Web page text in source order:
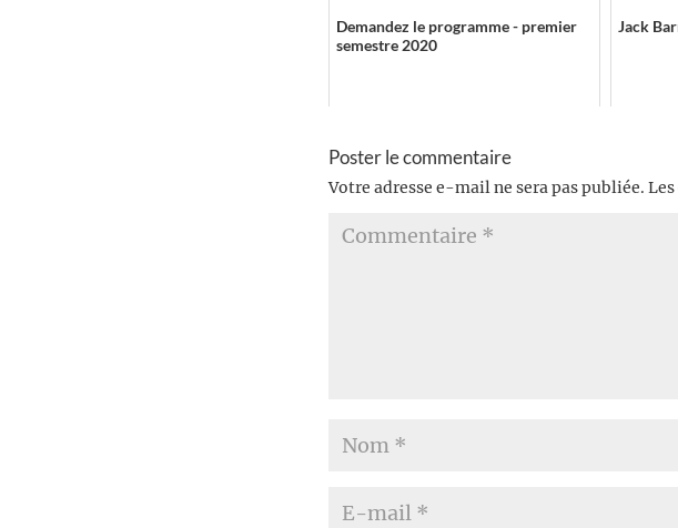
Demandez le programme - premier
semestre 2020
Jack
Poster le commentaire
Votre adresse e-mail ne sera pas publiée.